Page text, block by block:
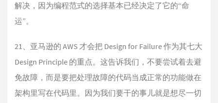
解决，因为编程范式的选择基本已经决定了它的“命
运”。
21、亚马逊的 AWS 才会把 Design for Failure 作为其七大
Design Principle 的重点。这告诉我们，不要尝试着去避
免故障，而是要把处理故障的代码当成正常的功能做在
架构里写在代码里。因为我们要干的事儿就是想尽一切